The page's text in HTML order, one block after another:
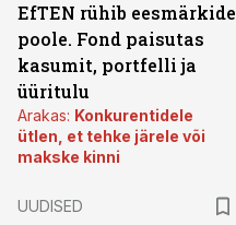
EfTEN rühib eesmärkide
poole. Fond paisutas
kasumit, portfelli ja
üüritulu
Arakas: Konkurentidele
ütlen, et tehke järele või
makske kinni
UUDISED